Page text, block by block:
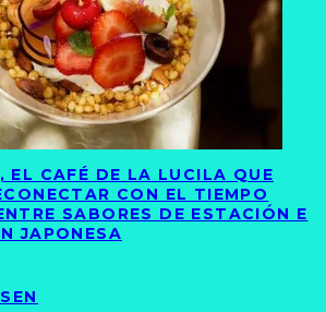
EL CAFÉ DE LA LUCILA QUE
CON EL TIEMPO
SABORES DE ESTACIÓN E
JAPONESA